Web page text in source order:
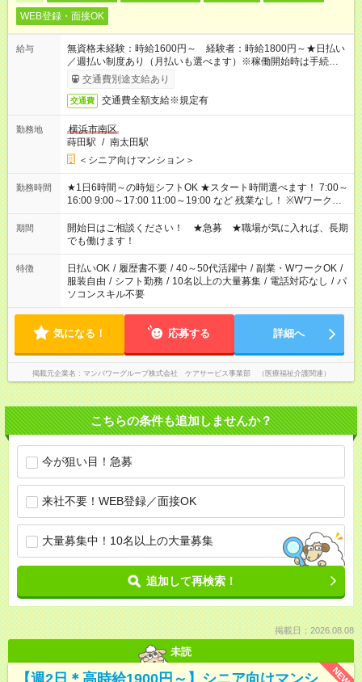
WEB登録・面接OK
給与
無資格未経験：時給1600円～ 経験者：時給1800円～★日払い
／週払い制度あり（月払いも選べます）※稼働開始時は手続き完
了次第のお支払いとなります。
交通費別途支給あり
交通費 交通費全額支給※規定有
勤務地
横浜市南区
蒔田駅 / 南太田駅
＜シニア向けマンション＞
勤務時間
★1日6時間～の時短シフトOK ★スタート時間選べます！ 7:00～
16:00 9:00～17:00 11:00～19:00 など 残業なし！ ※Wワークの
場合、他のお仕事と合わせ週40時間超の就業はご案内できませ
ん ※法令に基づき、週20時間以上勤務は社会保険への加入対象
となります ※労働者派遣法（日雇い派遣の原則禁止）により、
短時間・短期間の就業はご案内が難しい場合があります
期間
開始日はご相談ください！ ★急募 ★職場が気に入れば、長期
でも働けます！
特徴 日払いOK / 履歴書不要 / 40～50代活躍中 / 副業・WワークOK /
服装自由 / シフト勤務 / 10名以上の大量募集 / 電話対応なし / パ
ソコンスキル不要
気になる！ 応募する 詳細へ
掲載元企業名 マンパワーグループ株式会社 ケアサービス事業部 （医療福祉介護関連）
こちらの条件も追加しませんか？
今が狙い目！急募
来社不要！WEB登録／面接OK
大量募集中！10名以上の大量募集
追加して再検索！
掲載日：2026.08.08
未読
NEW
【週2日＊高時給1900円～】シニア向けマンシ